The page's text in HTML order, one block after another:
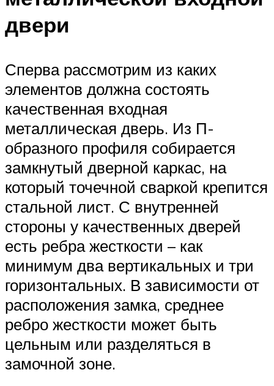
двери
Сперва рассмотрим из каких
элементов должна состоять
качественная входная
металлическая дверь. Из П-
образного профиля собирается
замкнутый дверной каркас, на
который точечной сваркой крепится
стальной лист. С внутренней
стороны у качественных дверей
есть ребра жесткости – как
минимум два вертикальных и три
горизонтальных. В зависимости от
расположения замка, среднее
ребро жесткости может быть
цельным или разделяться в
замочной зоне.